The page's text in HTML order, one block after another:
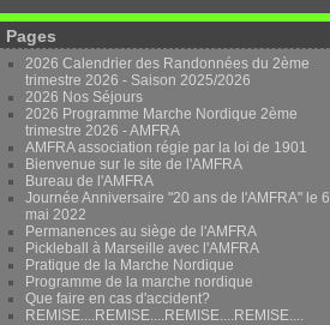
Pages
2026 Calendrier des Randonnées du 2ème
trimestre 2026 - Saison 2025/2026
2026 Nos Séjours
2026 Programme Marche Nordique 2ème
trimestre 2026 - AMFRA
AMFRA association régie par la loi de 1901
Bienvenue sur le site de l'AMFRA
Bureau de l'AMFRA
Journée Anniversaire "20 ans de l'AMFRA" le 6
mai 2022
Permanences au siège de l'AMFRA
Pickleball à Marseille avec l'AMFRA
Pratique de la Marche Nordique
Programme de la marche nordique
Que faire en cas d'accident?
REMISE....REMISE....REMISE....REMISE....